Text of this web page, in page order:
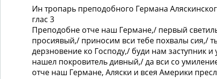
Ин тропарь преподобного Германа
глас 3
Преподобне отче наш Германе,/ первый
просиявый,/ приносим вси тебе похвалы сия,/
дерзновение ко Господу,/ буди нам заступник
нашел покровитель дивный,/ да вси со
отче наш Германе, Аляски и всея Америки